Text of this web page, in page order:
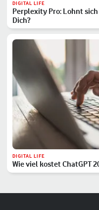
DIGITAL LIFE
Perplexity Pro: Lohnt
Dich?
DIGITAL LIFE
Wie viel kostet ChatGPT